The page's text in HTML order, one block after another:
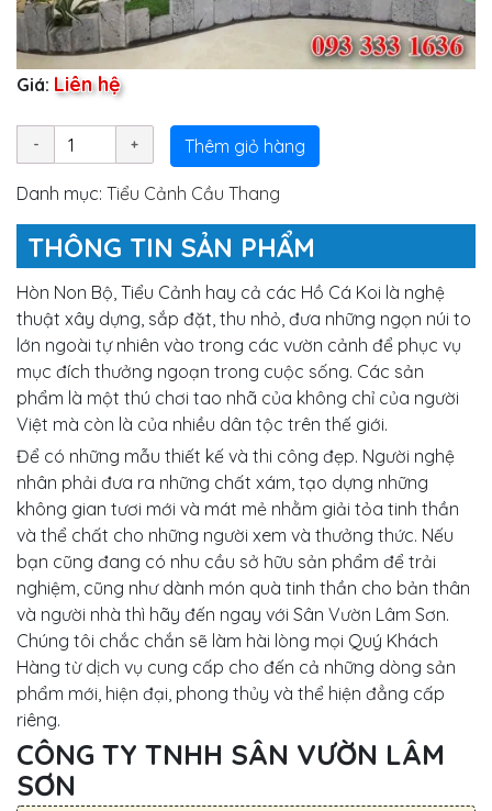
Giá: Liên hệ
Thêm giỏ hàng
Danh mục: Tiểu Cảnh Cầu Thang
THÔNG TIN SẢN PHẨM
Hòn Non Bộ, Tiểu Cảnh hay cả các Hồ Cá Koi là nghệ
thuật xây dựng, sắp đặt, thu nhỏ, đưa những ngọn núi to
lớn ngoài tự nhiên vào trong các vườn cảnh để phục vụ
mục đích thưởng ngoạn trong cuộc sống. Các sản
phẩm là một thú chơi tao nhã của không chỉ của người
Việt mà còn là của nhiều dân tộc trên thế giới.
Để có những mẫu thiết kế và thi công đẹp. Người nghệ
nhân phải đưa ra những chất xám, tạo dựng những
không gian tươi mới và mát mẻ nhằm giải tỏa tinh thần
và thể chất cho những người xem và thưởng thức. Nếu
bạn cũng đang có nhu cầu sở hữu sản phẩm để trải
nghiệm, cũng như dành món quà tinh thần cho bản thân
và người nhà thì hãy đến ngay với Sân Vườn Lâm Sơn.
Chúng tôi chắc chắn sẽ làm hài lòng mọi Quý Khách
Hàng từ dịch vụ cung cấp cho đến cả những dòng sản
phẩm mới, hiện đại, phong thủy và thể hiện đẳng cấp
riêng.
CÔNG TY TNHH SÂN VƯỜN LÂM
SƠN